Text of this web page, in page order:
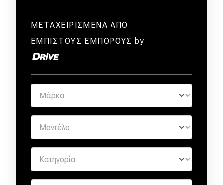
ΜΕΤΑΧΕΙΡΙΣΜΕΝΑ ΑΠΟ
ΕΜΠΙΣΤΟΥΣ ΕΜΠΟΡΟΥΣ by